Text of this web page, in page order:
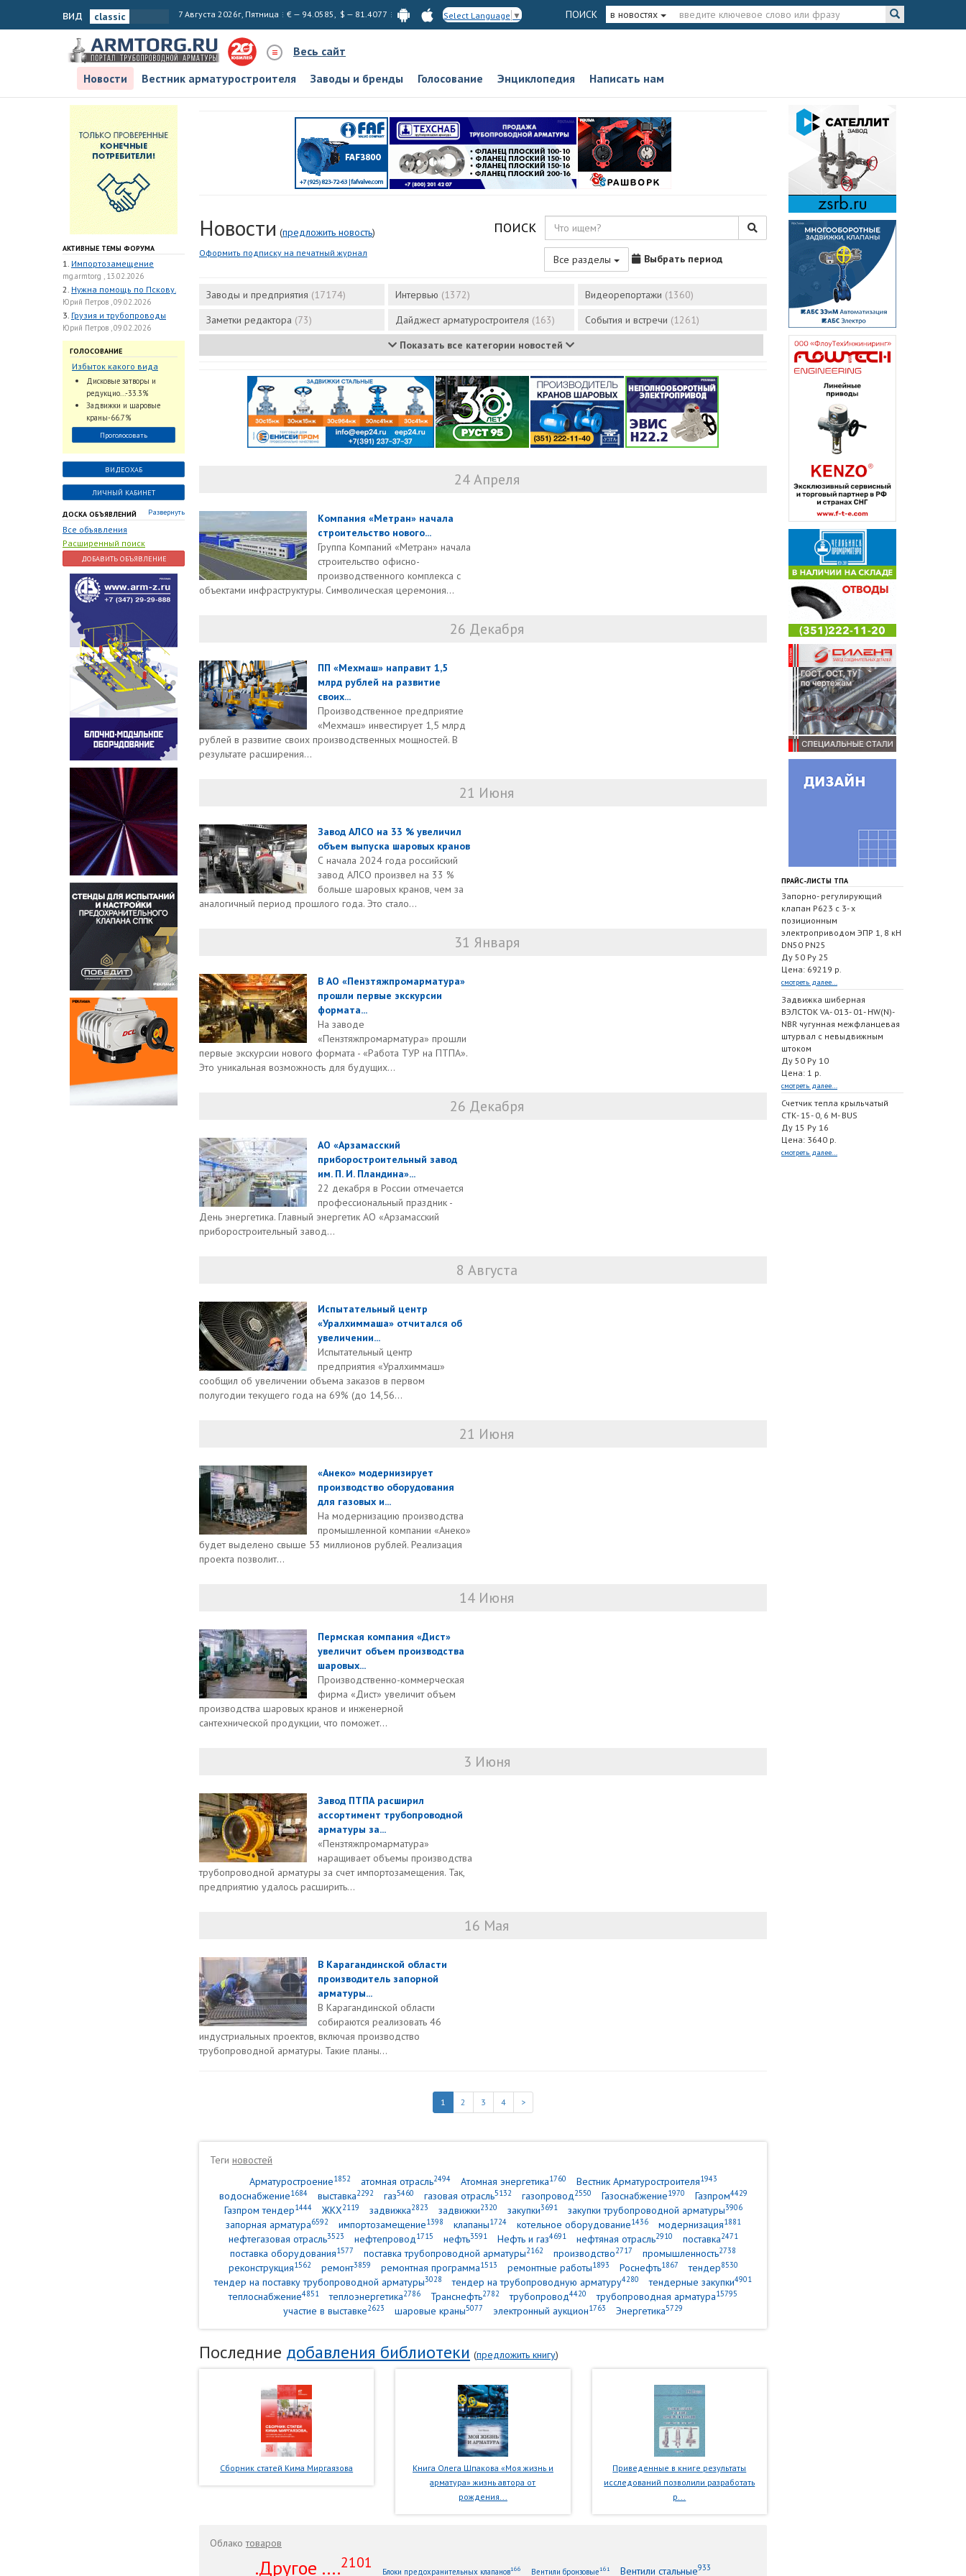
вид 7 Августа 2026г, Пятница € — 94.0585, $ — 81.4077 Select Language ▼ ПОИСК в новостях
Весь сайт
Новости
Вестник арматуростроителя Заводы и бренды Голосование Энциклопедия Написать нам
АКТИВНЫЕ ТЕМЫ ФОРУМА
1. Импортозамещение
mg.armtorg , 13.02.2026
2. Нужна помощь по Пскову.
Юрий Петров , 09.02.2026
3. Грузия и трубопроводы
Юрий Петров , 09.02.2026
ГОЛОСОВАНИЕ
Избыток какого вида
трубопроводной
арматуры наблюдается
на Российском рынке с
2024 по 2026 годы?
Дисковые затворы и
редукцио...-33.3%
Задвижки и шаровые
краны-66.7%
Проголосовать
ВИДЕОХАБ
ЛИЧНЫЙ КАБИНЕТ
ДОСКА ОБЪЯВЛЕНИЙ Развернуть
Все объявления
Расширенный поиск
ДОБАВИТЬ ОБЪЯВЛЕНИЕ
Новости (предложить новость)
Оформить подписку на печатный журнал
ПОИСК
Все разделы Выбрать период
Заводы и предприятия (17174) Интервью (1372) Видеорепортажи (1360)
Заметки редактора (73) Дайджест арматуростроителя (163) События и встречи (1261)
Показать все категории новостей
24 Апреля
Компания «Метран» начала
строительство нового...
Группа Компаний «Метран» начала
строительство офисно-
производственного комплекса с
объектами инфраструктуры. Символическая церемония...
26 Декабря
ПП «Мехмаш» направит 1,5
млрд рублей на развитие
своих...
Производственное предприятие
«Мехмаш» инвестирует 1,5 млрд
рублей в развитие своих производственных мощностей. В
результате расширения...
21 Июня
Завод АЛСО на 33 % увеличил
объем выпуска шаровых кранов
С начала 2024 года российский
завод АЛСО произвел на 33 %
больше шаровых кранов, чем за
аналогичный период прошлого года. Это стало...
31 Января
В АО «Пензтяжпромарматура»
прошли первые экскурсии
формата...
На заводе
«Пензтяжпромарматура» прошли
первые экскурсии нового формата - «Работа ТУР на ПТПА».
Это уникальная возможность для будущих...
26 Декабря
АО «Арзамасский
приборостроительный завод
им. П. И. Пландина»...
22 декабря в России отмечается
профессиональный праздник -
День энергетика. Главный энергетик АО «Арзамасский
приборостроительный завод...
8 Августа
Испытательный центр
«Уралхиммаша» отчитался об
увеличении...
Испытательный центр
предприятия «Уралхиммаш»
сообщил об увеличении объема заказов в первом
полугодии текущего года на 69% (до 14,56...
21 Июня
«Анеко» модернизирует
производство оборудования
для газовых и...
На модернизацию производства
промышленной компании «Анеко»
будет выделено свыше 53 миллионов рублей. Реализация
проекта позволит...
14 Июня
Пермская компания «Дист»
увеличит объем производства
шаровых...
Производственно-коммерческая
фирма «Дист» увеличит объем
производства шаровых кранов и инженерной
сантехнической продукции, что поможет...
3 Июня
Завод ПТПА расширил
ассортимент трубопроводной
арматуры за...
«Пензтяжпромарматура»
наращивает объемы производства
трубопроводной арматуры за счет импортозамещения. Так,
предприятию удалось расширить...
16 Мая
В Карагандинской области
производитель запорной
арматуры...
В Карагандинской области
собираются реализовать 46
индустриальных проектов, включая производство
трубопроводной арматуры. Такие планы...
1 2 3 4 >
Теги новостей
Арматуростроение1852 атомная отрасль2494 Атомная энергетика1760 Вестник Арматуростроителя1943
водоснабжение1684 выставка2292 газ5460 газовая отрасль5132 газопровод2550 Газоснабжение1970 Газпром4429
Газпром тендер1444 ЖКХ2119 задвижка2823 задвижки2320 закупки3691 закупки трубопроводной арматуры3906
запорная арматура6592 импортозамещение1398 клапаны1724 котельное оборудование1436 модернизация1881
нефтегазовая отрасль3523 нефтепровод1715 нефть3591 Нефть и газ4691 нефтяная отрасль2910 поставка2471
поставка оборудования1577 поставка трубопроводной арматуры2162 производство2717 промышленность2738
реконструкция1562 ремонт3859 ремонтная программа1513 ремонтные работы1893 Роснефть1867 тендер8530
тендер на поставку трубопроводной арматуры3028 тендер на трубопроводную арматуру4280 тендерные закупки4901
теплоснабжение4851 теплоэнергетика2786 Транснефть2782 трубопровод4420 трубопроводная арматура15795
участие в выставке2623 шаровые краны5077 электронный аукцион1763 Энергетика5729
Последние добавления библиотеки (предложить книгу)
Сборник статей Кима Миргаязова
Книга Олега Шпакова «Моя жизнь и
арматура» жизнь автора от
рождения...
Приведенные в книге результаты
исследований позволили разработать
р...
Облакотоваров
.Другое ....2101
Блоки предохранительных клапанов166 Вентили бронзовые161 Вентили стальные933
ПРАЙС-ЛИСТЫ ТПА
Запорно- регулирующий
клапан Р623 с 3- х
позиционным
электроприводом ЭПР 1, 8 кН
DN50 PN25
Ду 50 Ру 25
Цена: 69219 р.
смотреть далее...
Задвижка шиберная
ВЭЛСТОК VA- 013- 01- HW(N)-
NBR чугунная межфланцевая
штурвал с невыдвижным
штоком
Ду 50 Ру 10
Цена: 1 р.
смотреть далее...
Счетчик тепла крыльчатый
СТК- 15- 0, 6 M- BUS
Ду 15 Ру 16
Цена: 3640 р.
смотреть далее...